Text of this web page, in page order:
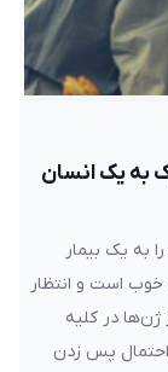
به یک انسان
به یک بیمار
خوب است و انتظار
در کلیه
احتمال پس زدن